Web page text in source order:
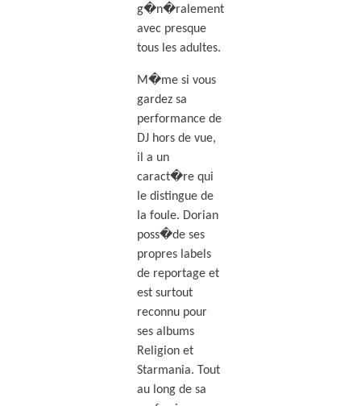
g�n�ralement
avec presque
tous les adultes.
M�me si vous
gardez sa
performance de
DJ hors de vue,
il a un
caract�re qui
le distingue de
la foule. Dorian
poss�de ses
propres labels
de reportage et
est surtout
reconnu pour
ses albums
Religion et
Starmania. Tout
au long de sa